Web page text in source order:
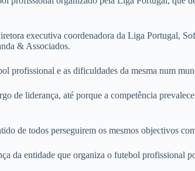
executiva coordenadora da Liga Portugal,
& Associados.
profissional e as dificuldades da mesma num
liderança, até porque a competência
de todos perseguirem os mesmos objectivos
da entidade que organiza o futebol profissional